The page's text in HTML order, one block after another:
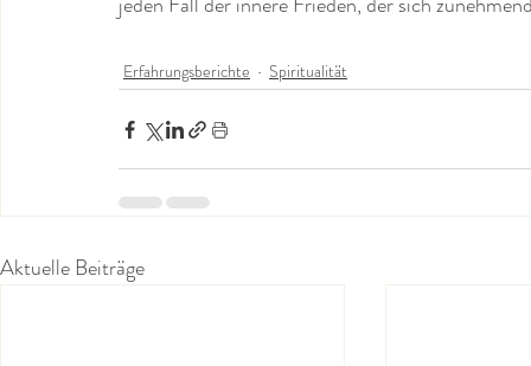
Erfahrungsberichte Spiritualität
Aktuelle Beiträge